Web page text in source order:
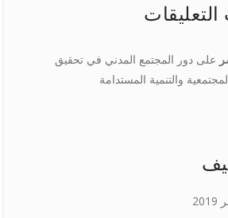
على دور المجتمع المدني في تحقيق
والتنمية المستدامة